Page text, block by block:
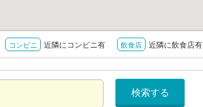
コンビニ 近隣にコンビニ有 飲食店 近隣に飲食店有
検索する